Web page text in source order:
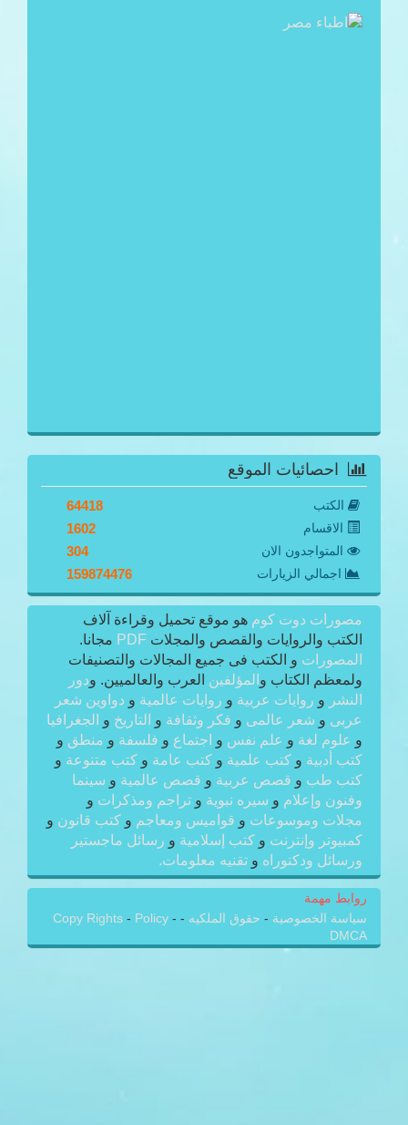
احصائيات الموقع
الكتب 64418
الاقسام 1602
المتواجدون الان 304
اجمالي الزيارات 159874476
مصورات دوت كوم هو موقع تحميل وقراءة آلاف
الكتب والروايات والقصص والمجلات PDF مجانا.
المصورات و الكتب فى جميع المجالات والتصنيفات
ولمعظم الكتاب و المؤلفين العرب والعالميين. ودور
النشر و روايات عربية و روايات عالمية و دواوين شعر
عربى و شعر عالمى و فكر وثقافة و التاريخ و الجغرافيا
و علوم لغة و علم نفس و اجتماع و فلسفة و منطق و
كتب أدبية و كتب علمية و كتب عامة و كتب متنوعة و
كتب طب و قصص عربية و قصص عالمية و سينما
وفنون وإعلام و سيره نبوية و تراجم ومذكرات و
مجلات وموسوعات و قواميس ومعاجم و كتب قانون و
كمبيوتر وإنترنت و كتب إسلامية و رسائل ماجستير
ورسائل ودكتوراه و تقنيه معلومات.
روابط مهمة
سياسة الخصوصية - حقوق الملكيه -
Copy Rights - Policy -
DMCA